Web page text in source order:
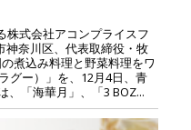
株式会社アコンプライスフ
神奈川区、代表取締役・牧
煮込み料理と野菜料理をワ
グー）」を、12月4日、青
、「海華月」、「3 BOZ...